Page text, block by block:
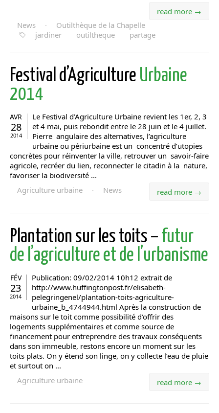
read more →
News
·
Outilthèque de la Chapelle
jardiner
outiltheque partage
Festival d’Agriculture Urbaine
2014
AVR
28
2014
Le Festival d’Agriculture Urbaine revient les 1er, 2, 3
et 4 mai, puis rebondit entre le 28 juin et le 4 juillet.
Pierre angulaire des alternatives, l’agriculture
urbaine ou périurbaine est un concentré d’utopies
concrètes pour réinventer la ville, retrouver un savoir-faire
agricole, recréer du lien, reconnecter le citadin à la nature,
favoriser la biodiversité ...
read more →
Agriculture urbaine · News
Plantation sur les toits – futur
de l’agriculture et de l’urbanisme
FÉV
23
2014
Publication: 09/02/2014 10h12 extrait de
http://www.huffingtonpost.fr/elisabeth-
pelegringenel/plantation-toits-agriculture-
urbaine_b_4744944.html Après la construction de
maisons sur le toit comme possibilité d’offrir des
logements supplémentaires et comme source de
financement pour entreprendre des travaux conséquents
dans son immeuble, restons encore un moment sur les
toits plats. On y étend son linge, on y collecte l’eau de pluie
et surtout on ...
read more →
Agriculture urbaine